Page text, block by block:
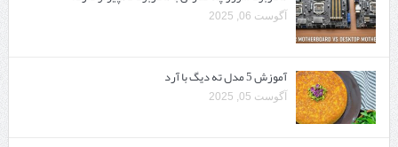
آگوست 06, 2025
آموزش 5 مدل ته دیگ با آرد
آگوست 05, 2025